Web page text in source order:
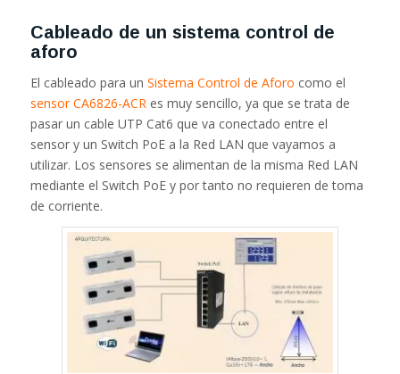
Cableado de un sistema control de
aforo
El cableado para un Sistema Control de Aforo como el
sensor CA6826-ACRes muy sencillo, ya que se trata de
pasar un cable UTP Cat6 que va conectado entre el
sensor y un Switch PoE a la Red LAN que vayamos a
utilizar. Los sensores se alimentan de la misma Red LAN
mediante el Switch PoE y por tanto no requieren de toma
de corriente.